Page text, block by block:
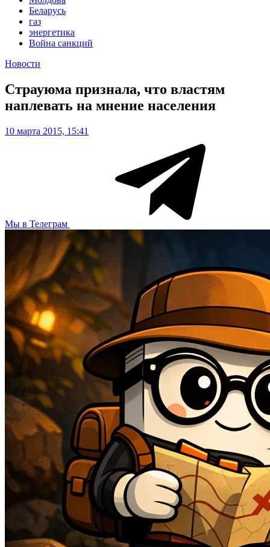
Беларусь
газ
энергетика
Война санкций
Новости
Страуюма признала, что властям
наплевать на мнение населения
10 марта 2015, 15:41
Мы в Телеграм